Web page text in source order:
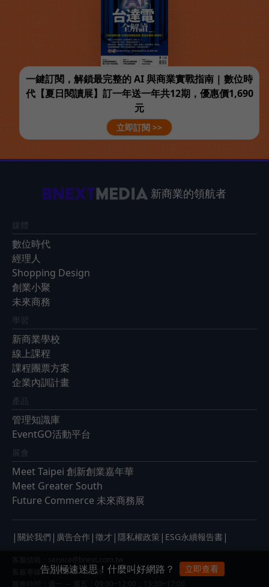
一鍵訂閱，解鎖最完整的 AI 與商業實戰指南 | 數位時
代【夏日閱讀展】訂一年送一年共12期，優惠價1,690
元
立即訂閱 >>
新商業的領航者
媒體
數位時代
經理人
Shopping Design
創業小聚
未來商務
學習
新商業學校
線上課程
課程團票方案
企業內訓計畫
產品
管理知識庫
EventGO活動平台
展會
Meet Taipei 創新創業嘉年華
Meet Greater South
Future Commerce 未來商務展
| 關於我們 | 廣告合作 | 徵才 | 隱私權政策 | ESG永續報告書 |
客服專線：886-2-87716326
告別極速迷思！什麼叫好網路？ 立即查看